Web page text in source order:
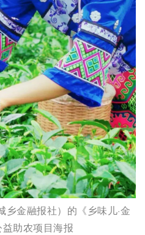
金融报社）的《乡味儿·金
助农项目海报